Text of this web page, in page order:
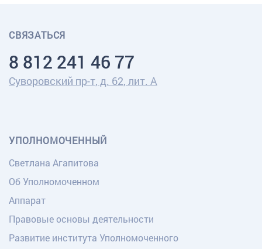
СВЯЗАТЬСЯ
8 812 241 46 77
Суворовский пр-т, д. 62, лит. А
УПОЛНОМОЧЕННЫЙ
Светлана Агапитова
Об Уполномоченном
Аппарат
Правовые основы деятельности
Развитие института Уполномоченного